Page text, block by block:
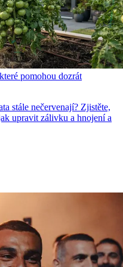
pomohou dozrát
stále nečervenají? Zjistěte,
upravit zálivku a hnojení a